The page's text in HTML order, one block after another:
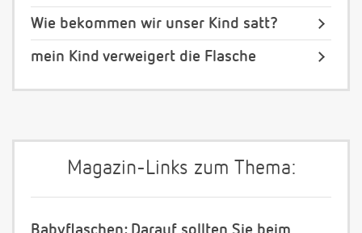
Wie bekommen wir unser Kind satt?
mein Kind verweigert die Flasche
Magazin-Links zum Thema: